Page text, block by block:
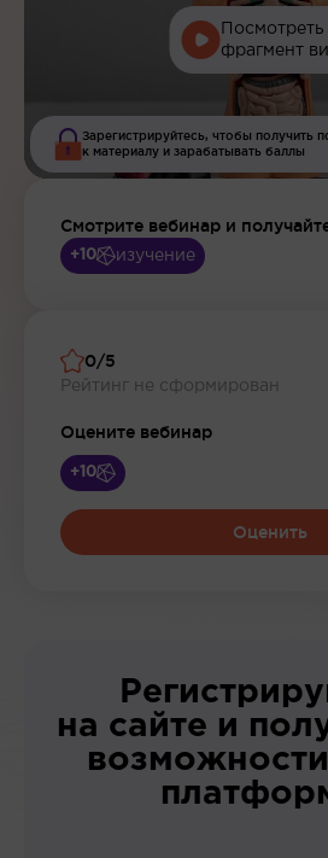
Посмотреть
фрагмент
Зарегистрируйтесь, чтобы получить
к материалу и зарабатывать баллы
Смотрите вебинар и
+10 изучение
0/5
Рейтинг не сформирован
Оцените вебинар
+10
Оценить
на сайте и